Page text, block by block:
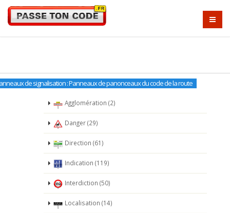
de signalisation : Panneaux de panonceaux du code de la route
Agglomération (2)
Danger (29)
Direction (61)
Indication (119)
Interdiction (50)
Localisation (14)